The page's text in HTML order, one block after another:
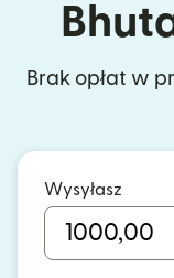
Brak opłat w
Wysyłasz